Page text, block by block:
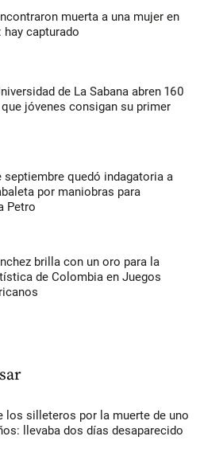
muerta a una mujer en
hay capturado
de La Sabana abren 160
jóvenes consigan su primer
septiembre quedó indagatoria a
por maniobras para
Petro
brilla con un oro para la
de Colombia en Juegos
los silleteros por la muerte de uno
llevaba dos días desaparecido